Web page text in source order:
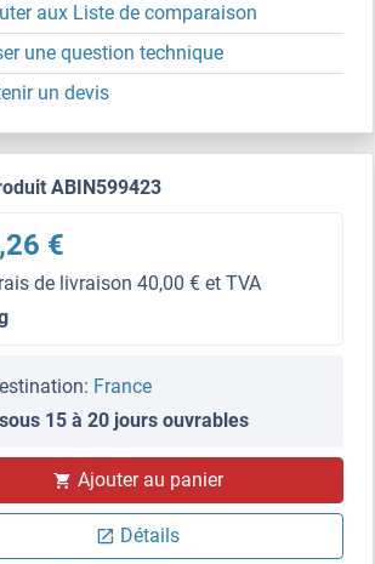
aux Liste de comparaison
une question technique
un devis
ABIN599423
€
de livraison 40,00 € et TVA
France
15 à 20 jours ouvrables
Ajouter au panier
Détails